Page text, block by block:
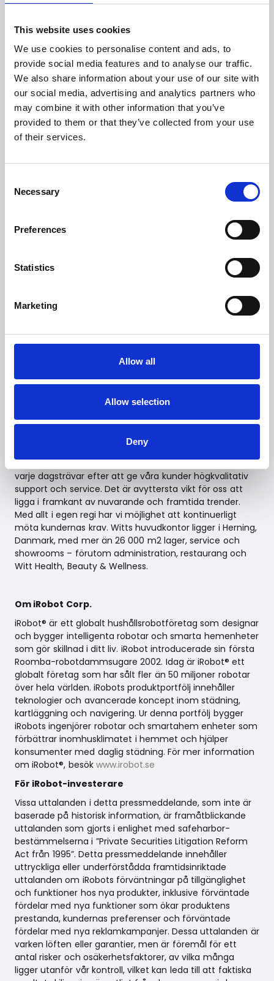
This website uses cookies
We use cookies to personalise content and ads, to
provide social media features and to analyse our traffic.
We also share information about your use of our site with
our social media, advertising and analytics partners who
may combine it with other information that you’ve
provided to them or that they’ve collected from your use
of their services.
Selection
Necessary
Preferences
Statistics
Marketing
Allow all
Allow selection
Deny
Länk till YouTube-videor:
· Roomba 105 Combo-robot:
· Roomba 105 Combo-robot + AutoEmpty-
dockningsstation:https://youtu.be/e1Cy-tjwuLY
· Roomba 205 DustCompactor Combo-robot:
https://youtu.be/Sf_EvpA4oIs
· Roomba Plus 405 Combo-robot + AutoWash-
dockningsstation:
dockningsstation:https://youtu.be/RKKBUWZJ9DE
Facebook
Witt PR-avdelning
* Jämfört med Roomba® 600-seriens robotar.
Witt är ett av de starkaste varumärkes husen i Norden
och distribuerar unika, intelligenta kvalitetsprodukter-
och tjänster som gör livet bekvämare. Witts ysselsätter
mer än 175 entusiastiska och skickliga medarbetare som
varje dagsträvar efter att ge våra kunder högkvalitativ
support och service. Det är avyttersta vikt för oss att
ligga i framkant av nuvarande och framtida trender.
Med allt i egen regi har vi möjlighet att kontinuerligt
möta kundernas krav. Witts huvudkontor ligger i Herning,
Danmark, med mer än 26 000 m2 lager, service och
showrooms – förutom administration, restaurang och
Witt Health, Beauty & Wellness.
Om iRobot Corp.
iRobot® är ett globalt hushållsrobotföretag som designar
och bygger intelligenta robotar och smarta hemenheter
som gör skillnad i ditt liv. iRobot introducerade sin första
Roomba-robotdammsugare 2002. Idag är iRobot® ett
globalt företag som har sålt fler än 50 miljoner robotar
över hela världen. iRobots produktportfölj innehåller
teknologier och avancerade koncept inom städning,
kartläggning och navigering. Ur denna portfölj bygger
iRobots ingenjörer robotar och smartahem enheter som
förbättrar inomhusklimatet i hemmet och hjälper
konsumenter med daglig städning. För mer information
om iRobot®, besök www.irobot.se
För iRobot-investerare
Vissa uttalanden i detta pressmeddelande, som inte är
baserade på historisk information, är framåtblickande
uttalanden som gjorts i enlighet med safeharbor-
bestämmelserna i ”Private Securities Litigation Reform
Act från 1995”. Detta pressmeddelande innehåller
uttryckliga eller underförstådda framtidsinriktade
uttalanden om iRobots förväntningar på tillgänglighet
och funktioner hos nya produkter, inklusive förväntade
fördelar med nya funktioner som ökar produktens
prestanda, kundernas preferenser och förväntade
fördelar med nya reklamkampanjer. Dessa uttalanden är
varken löften eller garantier, men är föremål för ett
antal risker och osäkerhetsfaktorer, av vilka många
ligger utanför vår kontroll, vilket kan leda till att faktiska